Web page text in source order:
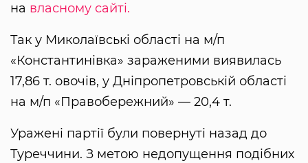
на власному сайті.
Так у Миколаївські області на м/п
«Константинівка» зараженими виявилась
17,86 т. овочів, у Дніпропетровській області
на м/п «Правобережний» — 20,4 т.
Уражені партії були повернуті назад до
Туреччини. З метою недопущення подібних